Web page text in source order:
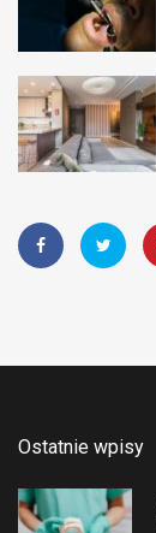
Ostatnie wpisy